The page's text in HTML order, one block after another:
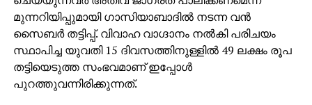
മുന്നറിയിപ്പുമായി ഗാസിയാബാദില്‍ നടന്ന വന്‍
സൈബര്‍ തട്ടിപ്പ്. വിവാഹ വാഗ്ദാനം നല്‍കി പരിചയം
സ്ഥാപിച്ച യുവതി 15 ദിവസത്തിനുള്ളില്‍ 49 ലക്ഷം രൂപ
തട്ടിയെടുത്ത സംഭവമാണ് ഇപ്പോള്‍
പുറത്തുവന്നിരിക്കുന്നത്.